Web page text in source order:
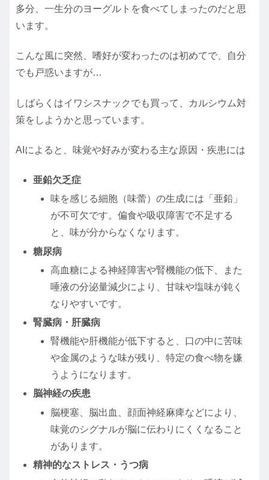
多分、一生分のヨーグルトを食べてしまったのだと思
います。
こんな風に突然、嗜好が変わったのは初めてで、自分
でも戸惑いますが…
しばらくはイワシスナックでも買って、カルシウム対
策をしようかと思っています。
AIによると、味覚や好みが変わる主な原因・疾患には
亜鉛欠乏症
味を感じる細胞（味蕾）の生成には「亜鉛」
が不可欠です。偏食や吸収障害で不足する
と、味が分からなくなります。
糖尿病
高血糖による神経障害や腎機能の低下、また
唾液の分泌量減少により、甘味や塩味が鈍く
なりやすいです。
腎臓病・肝臓病
腎機能や肝機能が低下すると、口の中に苦味
や金属のような味が残り、特定の食べ物を嫌
うようになります。
脳神経の疾患
脳梗塞、脳出血、顔面神経麻痺などにより、
味覚のシグナルが脳に伝わりにくくなること
があります。
精神的なストレス・うつ病